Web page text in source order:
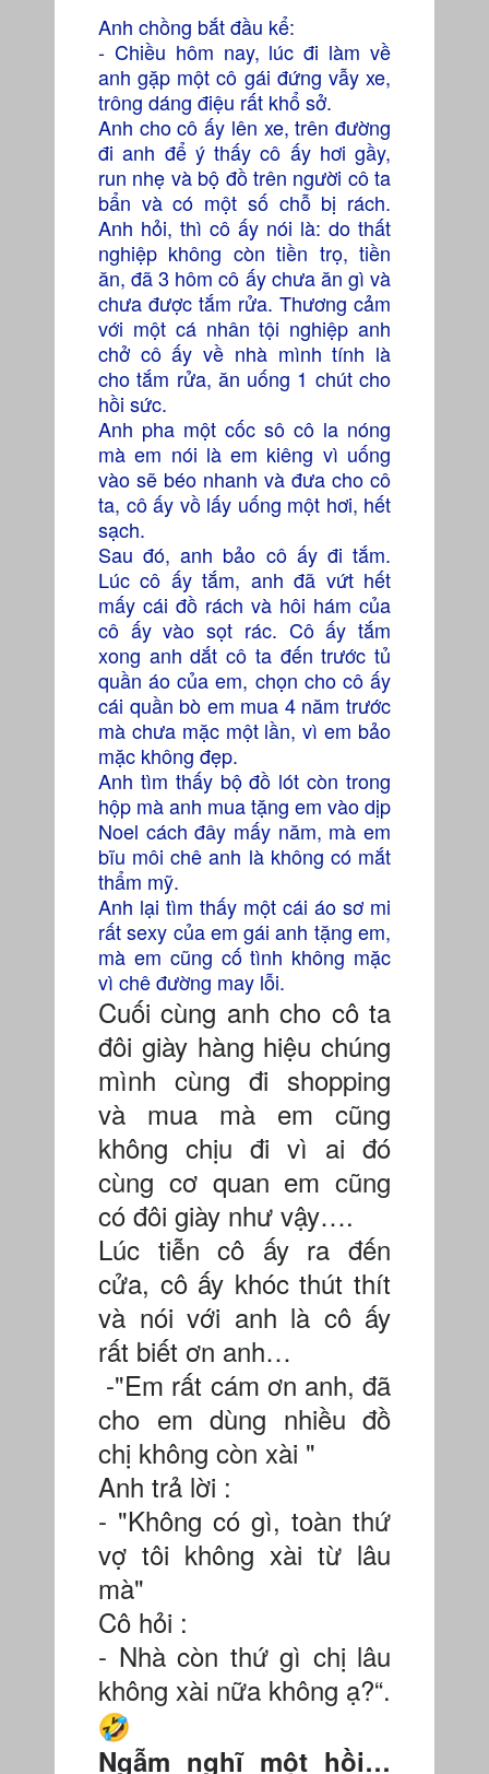
Anh chồng bắt đầu kể:
- Chiều hôm nay, lúc đi làm về
anh gặp một cô gái đứng vẫy xe,
trông dáng điệu rất khổ sở.
Anh cho cô ấy lên xe, trên đường
đi anh để ý thấy cô ấy hơi gầy,
run nhẹ và bộ đồ trên người cô ta
bẩn và có một số chỗ bị rách.
Anh hỏi, thì cô ấy nói là: do thất
nghiệp không còn tiền trọ, tiền
ăn, đã 3 hôm cô ấy chưa ăn gì và
chưa được tắm rửa. Thương cảm
với một cá nhân tội nghiệp anh
chở cô ấy về nhà mình tính là
cho tắm rửa, ăn uống 1 chút cho
hồi sức.
Anh pha một cốc sô cô la nóng
mà em nói là em kiêng vì uống
vào sẽ béo nhanh và đưa cho cô
ta, cô ấy vồ lấy uống một hơi, hết
sạch.
Sau đó, anh bảo cô ấy đi tắm.
Lúc cô ấy tắm, anh đã vứt hết
mấy cái đồ rách và hôi hám của
cô ấy vào sọt rác. Cô ấy tắm
xong anh dắt cô ta đến trước tủ
quần áo của em, chọn cho cô ấy
cái quần bò em mua 4 năm trước
mà chưa mặc một lần, vì em bảo
mặc không đẹp.
Anh tìm thấy bộ đồ lót còn trong
hộp mà anh mua tặng em vào dịp
Noel cách đây mấy năm, mà em
bĩu môi chê anh là không có mắt
thẩm mỹ.
Anh lại tìm thấy một cái áo sơ mi
rất sexy của em gái anh tặng em,
mà em cũng cố tình không mặc
vì chê đường may lỗi.
Cuối cùng anh cho cô ta
đôi giày hàng hiệu chúng
mình cùng đi shopping
và mua mà em cũng
không chịu đi vì ai đó
cùng cơ quan em cũng
có đôi giày như vậy….
Lúc tiễn cô ấy ra đến
cửa, cô ấy khóc thút thít
và nói với anh là cô ấy
rất biết ơn anh…
-"Em rất cám ơn anh, đã
cho em dùng nhiều đồ
chị không còn xài "
Anh trả lời :
- "Không có gì, toàn thứ
vợ tôi không xài từ lâu
mà"
Cô hỏi :
- Nhà còn thứ gì chị lâu
không xài nữa không ạ?“.
Ngẫm nghĩ một hồi…